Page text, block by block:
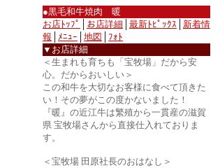
●黒毛和牛焼肉 暖
お店ﾄｯﾌﾟ
お店詳細 最新ﾄﾋﾟｯｸｽ
新着情
報
ﾒﾆｭｰ 地図
ﾌｫﾄ
▼お店詳細
＜生まれも育ちも「宝牧場」だから安
心。だからおいしい＞
この和牛を大切なお客様に食べて頂きた
い！その夢がこの度かないました！
『暖』の近江牛は繁殖から一貫産の滋賀
県 宝牧場さんから直接仕入れておりま
す。
＜宝牧場 田原社長のおはなし＞